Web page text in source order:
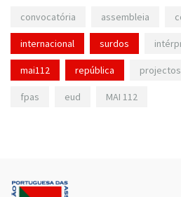
convocatória assembleia
internacional surdos
mai112 república projectos
fpas eud MAI 112